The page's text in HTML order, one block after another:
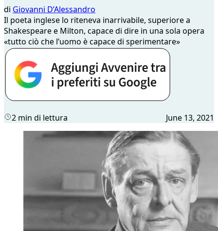
di Giovanni D’Alessandro
Il poeta inglese lo riteneva inarrivabile, superiore a
Shakespeare e Milton, capace di dire in una sola opera
«tutto ciò che l’uomo è capace di sperimentare»
2 min di lettura June 13, 2021